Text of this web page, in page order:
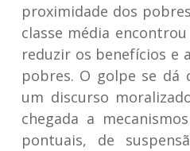
proximidade dos
classe média
reduzir os benefícios e
pobres. O golpe se dá
um discurso
chegada a
pontuais, de